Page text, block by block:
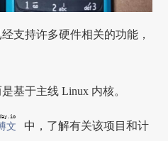
支持许多硬件相关的功能，
基于主线 Linux 内核。
文
中，了解有关该项目和计